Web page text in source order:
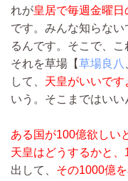
れが皇居で毎週金曜
です。みんな知らな
るんです。そこで、こ
それを草場【草場良八
して、 天皇がいいで
いう。そこまではいい
ある国が100億欲しい
天皇はどうするかと、
出して、 その1000億